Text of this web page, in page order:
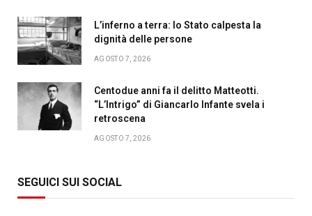
L’inferno a terra: lo Stato calpesta la
dignità delle persone
AGOSTO 7, 2026
Centodue anni fa il delitto Matteotti.
“L’Intrigo” di Giancarlo Infante svela i
retroscena
AGOSTO 7, 2026
SEGUICI SUI SOCIAL